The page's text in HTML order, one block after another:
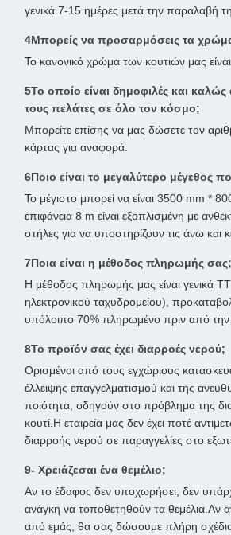
γενικά 7-15 ημέρες μετά την παραλαβή
4Μπορείς να προσαρμόσεις τα
Το κανονικό χρώμα των κουτιών μας είναι
5Το οποίο είναι δημοφιλές και
τους πελάτες σε όλο τον κόσμο;
Μπορείτε επίσης να μας δώσετε τον
κάρτας για αναφορά.
6Ποιο είναι το μεγαλύτερο μέγεθος
Το μέγιστο μπορεί να είναι 3500 mm *
επιφάνεια 8 m είναι εξοπλισμένη με
στήλες για να υποστηρίζουν τις άνω και
7Ποια είναι η μέθοδος πληρωμής σας;
Η μέθοδος πληρωμής μας είναι γενικά
ηλεκτρονικού ταχυδρομείου),
υπόλοιπο 70% πληρωμένο πριν από την
8Το προϊόν σας έχει διαρροές νερού;
Ορισμένοι από τους εγχώριους
έλλειψης επαγγελματισμού και της
ποιότητα, οδηγούν στο πρόβλημα της
κουτί.Η εταιρεία μας δεν έχει ποτέ
διαρροής νερού σε παραγγελίες στο
9- Χρειάζεσαι ένα θεμέλιο;
Αν το έδαφος δεν υποχωρήσει, δεν
ανάγκη να τοποθετηθούν τα θεμέλια.Αν
από εμάς, θα σας δώσουμε πλήρη